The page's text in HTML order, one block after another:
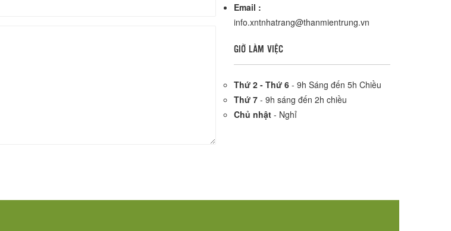
Email :
info.xntnhatrang@thanmientrung.vn
GIỜ LÀM VIỆC
Thứ 2 - Thứ 6 - 9h Sáng đến 5h Chiều
Thứ 7 - 9h sáng đến 2h chiều
Chủ nhật - Nghỉ